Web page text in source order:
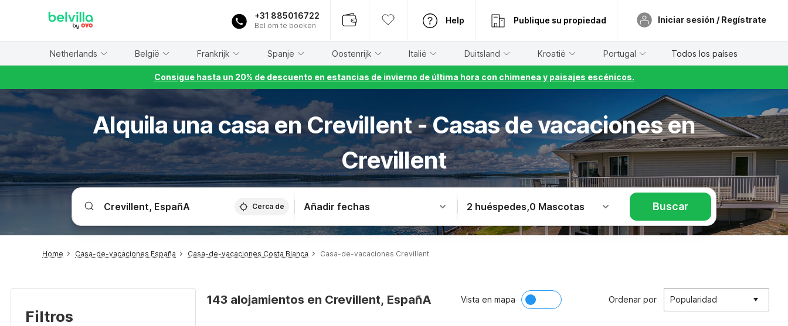
+31 885016722
Bel om te boeken
Help Publique su propiedad Iniciar sesión / Regístrate
Netherlands België Frankrijk Spanje Oostenrijk Italië Duitsland Kroatië Portugal Todos los países
Consigue hasta un 20% de descuento en estancias de invierno de última hora con chimenea y paisajes escénicos.
Alquila una casa en Crevillent - Casas de vacaciones en
Crevillent
Cerca de Añadir fechas 2 huéspedes,0 Mascotas Buscar
Home Casa-de-vacaciones España Casa-de-vacaciones Costa Blanca Casa-de-vacaciones Crevillent
Filtros
143 alojamientos en Crevillent, EspañA Vista en mapa Ordenar por Popularidad